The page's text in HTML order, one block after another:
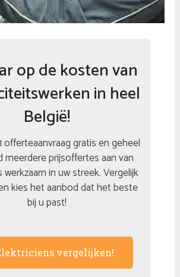
op de kosten van
in heel
België!
offerteaanvraag gratis en geheel
meerdere prijsoffertes aan van
in uw streek. Vergelijk
kies het aanbod dat het beste
bij u past!
vergelijken!